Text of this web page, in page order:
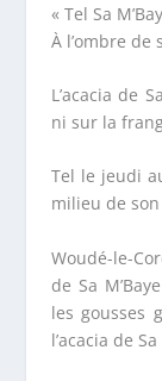
« Tel Sa
À l’ombre de
L’acacia de
ni sur la
Tel le jeudi
milieu de
Woudé-le-
de Sa
les gousses
l’acacia de Sa